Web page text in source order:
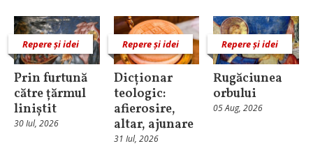
Repere și idei
Prin furtună
către țărmul
liniștit
30 Iul, 2026
Repere și idei
Dicționar
teologic:
afierosire,
altar, ajunare
31 Iul, 2026
Repere și idei
Rugăciunea
orbului
05 Aug, 2026